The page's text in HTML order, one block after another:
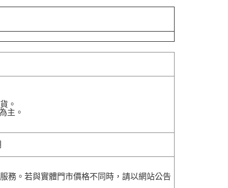
。
主。
務。若與實體門市價格不同時，請以網站公告